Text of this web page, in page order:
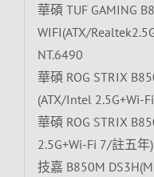
華碩 TUF GAMING
WIFI(ATX/
NT.6490
華碩 ROG STRIX
(ATX/Intel 2.5G+Wi-
華碩 ROG STRIX
2.5G+Wi-Fi 7/註五
技嘉 B850M